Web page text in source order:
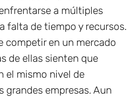
a múltiples
falta de tiempo y recursos.
competir en un mercado
de ellas sienten que
el mismo nivel de
grandes empresas. Aun